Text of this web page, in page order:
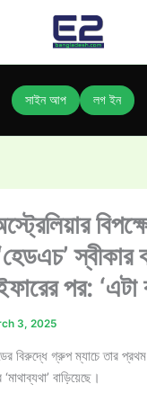
সাইন আপ লগ ইন
‘হেডএচ’
পর:
3, 2025
বিরুদ্ধে গ্রুপ ম্যাচে তার
বাড়িয়েছে।